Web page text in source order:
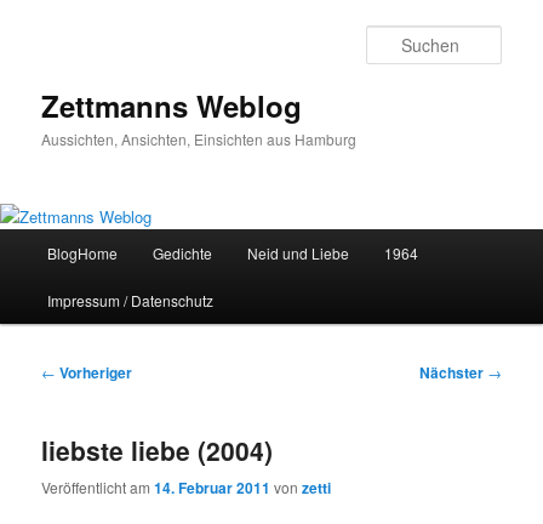
Zettmanns Weblog
Aussichten, Ansichten, Einsichten aus Hamburg
BlogHome Gedichte Neid und Liebe 1964
Impressum / Datenschutz
Beitragsnavigation
← Vorheriger Nächster →
liebste liebe (2004)
Veröffentlicht am14. Februar 2011 vonzetti